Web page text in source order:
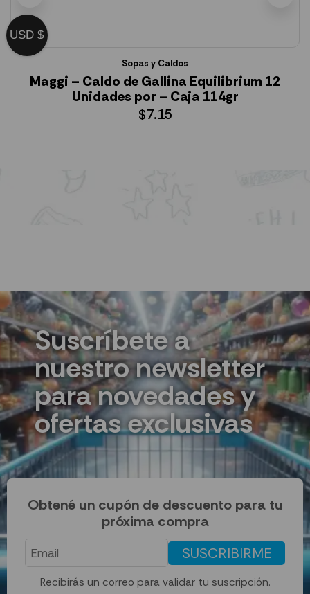
Sopas y Caldos
Maggi – Caldo de Gallina Equilibrium 12
Unidades por – Caja 114gr
$7.15
Suscríbete a
nuestro newsletter
para novedades y
ofertas exclusivas
Obtené un cupón de descuento para tu
próxima compra
SUSCRIBIRME
Recibirás un correo para validar tu suscripción.
USD $